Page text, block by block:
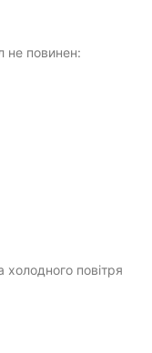
не повинен:
холодного повітря